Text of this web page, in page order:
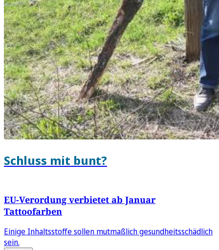
Schluss mit bunt?
EU-Verordung verbietet ab Januar
Tattoofarben
Einige Inhaltsstoffe sollen mutmaßlich gesundheitsschädlich
sein.